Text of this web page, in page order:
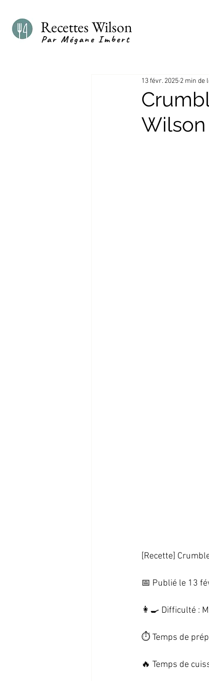
Recettes Wilson
Par Mégane Imbert
Wilson
13 févr. 2025 2 min de
[Recette]
📅 Publié le 13
👩‍🍳 Difficulté :
⏱️ Temps de
🔥 Temps de